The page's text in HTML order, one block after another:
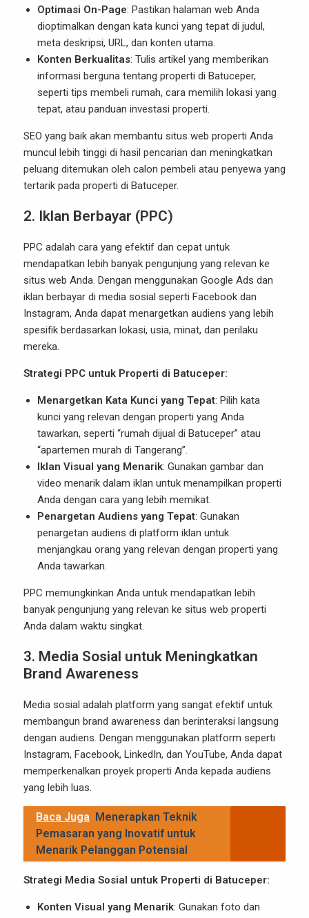
Optimasi On-Page: Pastikan halaman web Anda
dioptimalkan dengan kata kunci yang tepat di judul,
meta deskripsi, URL, dan konten utama.
Konten Berkualitas: Tulis artikel yang memberikan
informasi berguna tentang properti di Batuceper,
seperti tips membeli rumah, cara memilih lokasi yang
tepat, atau panduan investasi properti.
SEO yang baik akan membantu situs web properti Anda
muncul lebih tinggi di hasil pencarian dan meningkatkan
peluang ditemukan oleh calon pembeli atau penyewa yang
tertarik pada properti di Batuceper.
2. Iklan Berbayar (PPC)
PPC adalah cara yang efektif dan cepat untuk
mendapatkan lebih banyak pengunjung yang relevan ke
situs web Anda. Dengan menggunakan Google Ads dan
iklan berbayar di media sosial seperti Facebook dan
Instagram, Anda dapat menargetkan audiens yang lebih
spesifik berdasarkan lokasi, usia, minat, dan perilaku
mereka.
Strategi PPC untuk Properti di Batuceper:
Menargetkan Kata Kunci yang Tepat: Pilih kata
kunci yang relevan dengan properti yang Anda
tawarkan, seperti “rumah dijual di Batuceper” atau
“apartemen murah di Tangerang”.
Iklan Visual yang Menarik: Gunakan gambar dan
video menarik dalam iklan untuk menampilkan properti
Anda dengan cara yang lebih memikat.
Penargetan Audiens yang Tepat: Gunakan
penargetan audiens di platform iklan untuk
menjangkau orang yang relevan dengan properti yang
Anda tawarkan.
PPC memungkinkan Anda untuk mendapatkan lebih
banyak pengunjung yang relevan ke situs web properti
Anda dalam waktu singkat.
3. Media Sosial untuk Meningkatkan
Brand Awareness
Media sosial adalah platform yang sangat efektif untuk
membangun brand awareness dan berinteraksi langsung
dengan audiens. Dengan menggunakan platform seperti
Instagram, Facebook, LinkedIn, dan YouTube, Anda dapat
memperkenalkan proyek properti Anda kepada audiens
yang lebih luas.
Baca Juga Menerapkan Teknik
Pemasaran yang Inovatif untuk
Menarik Pelanggan Potensial
Strategi Media Sosial untuk Properti di Batuceper:
Konten Visual yang Menarik: Gunakan foto dan